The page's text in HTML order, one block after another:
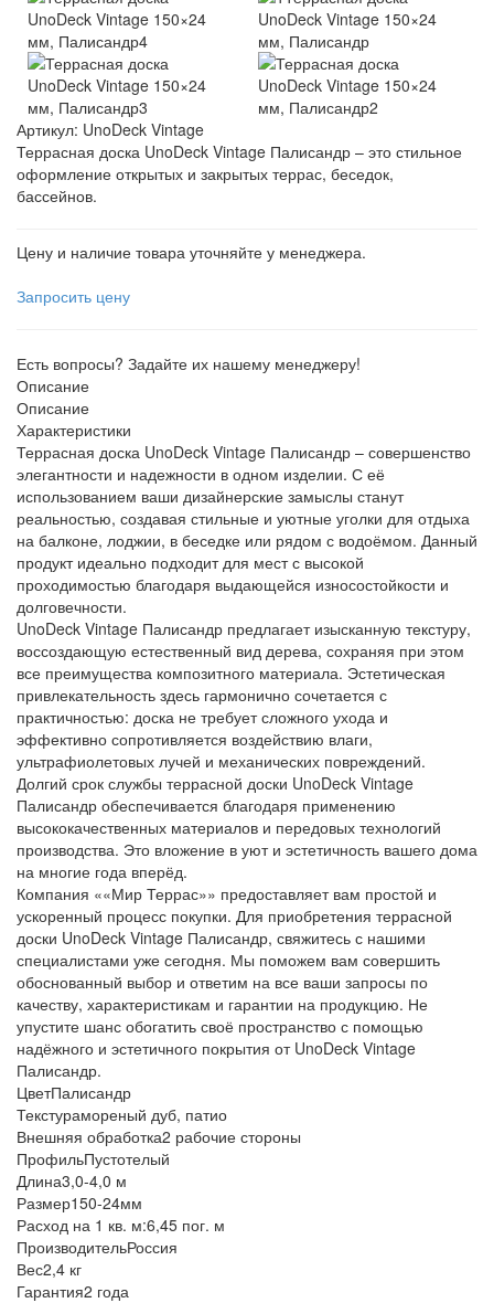
Артикул: UnoDeck Vintage
Террасная доска UnoDeck Vintage Палисандр – это стильное
оформление открытых и закрытых террас, беседок,
бассейнов.
Цену и наличие товара уточняйте у менеджера.
Запросить цену
Есть вопросы? Задайте их нашему менеджеру!
Описание
Описание
Характеристики
Террасная доска UnoDeck Vintage Палисандр – совершенство
элегантности и надежности в одном изделии. С её
использованием ваши дизайнерские замыслы станут
реальностью, создавая стильные и уютные уголки для отдыха
на балконе, лоджии, в беседке или рядом с водоёмом. Данный
продукт идеально подходит для мест с высокой
проходимостью благодаря выдающейся износостойкости и
долговечности.
UnoDeck Vintage Палисандр предлагает изысканную текстуру,
воссоздающую естественный вид дерева, сохраняя при этом
все преимущества композитного материала. Эстетическая
привлекательность здесь гармонично сочетается с
практичностью: доска не требует сложного ухода и
эффективно сопротивляется воздействию влаги,
ультрафиолетовых лучей и механических повреждений.
Долгий срок службы террасной доски UnoDeck Vintage
Палисандр обеспечивается благодаря применению
высококачественных материалов и передовых технологий
производства. Это вложение в уют и эстетичность вашего дома
на многие года вперёд.
Компания ««Мир Террас»» предоставляет вам простой и
ускоренный процесс покупки. Для приобретения террасной
доски UnoDeck Vintage Палисандр, свяжитесь с нашими
специалистами уже сегодня. Мы поможем вам совершить
обоснованный выбор и ответим на все ваши запросы по
качеству, характеристикам и гарантии на продукцию. Не
упустите шанс обогатить своё пространство с помощью
надёжного и эстетичного покрытия от UnoDeck Vintage
Палисандр.
ЦветПалисандр
Текстурамореный дуб, патио
Внешняя обработка2 рабочие стороны
ПрофильПустотелый
Длина3,0-4,0 м
Размер150-24мм
Расход на 1 кв. м:6,45 пог. м
ПроизводительРоссия
Вес2,4 кг
Гарантия2 года